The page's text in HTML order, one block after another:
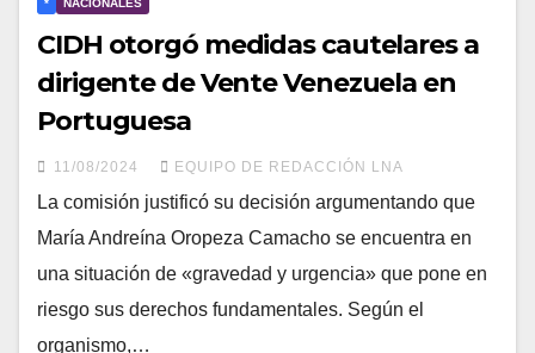
CIDH otorgó medidas cautelares a
dirigente de Vente Venezuela en
Portuguesa
11/08/2024 EQUIPO DE REDACCIÓN LNA
La comisión justificó su decisión argumentando que
María Andreína Oropeza Camacho se encuentra en
una situación de «gravedad y urgencia» que pone en
riesgo sus derechos fundamentales. Según el
organismo,…